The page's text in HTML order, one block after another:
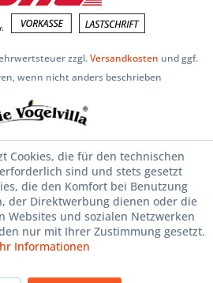
zzgl.Versandkosten und ggf.
wenn nicht anders beschrieben
Cookies, die für den technischen
sind und stets gesetzt
die den Komfort bei Benutzung
der Direktwerbung dienen oder die
Websites und sozialen Netzwerken
nur mit Ihrer Zustimmung gesetzt.
Informationen